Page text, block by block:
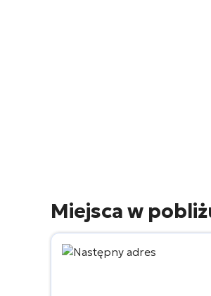
Miejsca w